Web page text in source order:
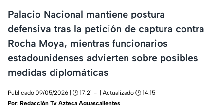
Palacio Nacional mantiene postura
defensiva tras la petición de captura contra
Rocha Moya, mientras funcionarios
estadounidenses advierten sobre posibles
medidas diplomáticas
Publicado 09/05/2026 | 🕑 17:21
| Actualizado 🕑 14:15
Por: Redacción Tv Azteca Aguascalientes